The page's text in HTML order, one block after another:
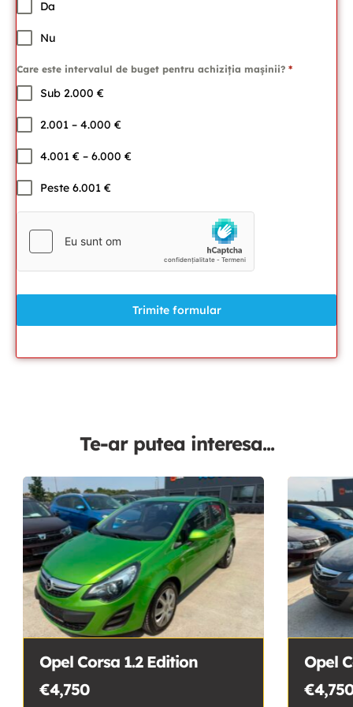
Da
Nu
Care este intervalul de buget pentru achiziția mașinii? *
Sub 2.000 €
2.001 – 4.000 €
4.001 € – 6.000 €
Peste 6.001 €
Trimite formular
Te-ar putea interesa...
Opel Corsa 1.2 Edition
€4,750
Opel